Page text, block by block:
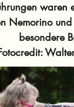
Nemorino
besondere